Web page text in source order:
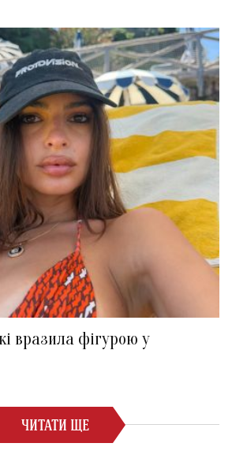
вразила фігурою у
ЧИТАТИ ЩЕ